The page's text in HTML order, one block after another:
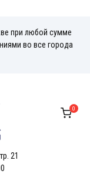
при любой сумме
во все города
21
0